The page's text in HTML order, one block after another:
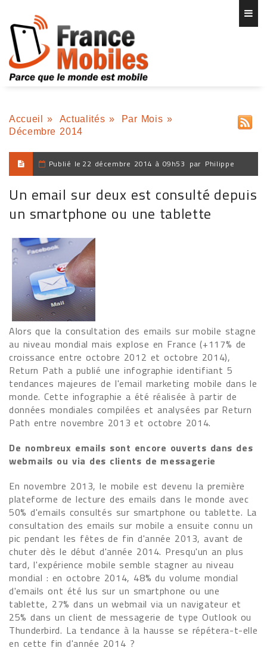
Accueil » Actualités » Par Mois »
Décembre 2014
Publié le 22 décembre 2014 à 09h53 par Philippe
Un email sur deux est consulté depuis
un smartphone ou une tablette
Alors que la consultation des emails sur mobile stagne
au niveau mondial mais explose en France (+117% de
croissance entre octobre 2012 et octobre 2014),
Return Path a publié une infographie identifiant 5
tendances majeures de l'email marketing mobile dans le
monde. Cette infographie a été réalisée à partir de
données mondiales compilées et analysées par Return
Path entre novembre 2013 et octobre 2014.
De nombreux emails sont encore ouverts dans des
webmails ou via des clients de messagerie
En novembre 2013, le mobile est devenu la première
plateforme de lecture des emails dans le monde avec
50% d'emails consultés sur smartphone ou tablette. La
consultation des emails sur mobile a ensuite connu un
pic pendant les fêtes de fin d'année 2013, avant de
chuter dès le début d'année 2014. Presqu'un an plus
tard, l'expérience mobile semble stagner au niveau
mondial : en octobre 2014, 48% du volume mondial
d'emails ont été lus sur un smartphone ou une
tablette, 27% dans un webmail via un navigateur et
25% dans un client de messagerie de type Outlook ou
Thunderbird. La tendance à la hausse se répétera-t-elle
en cette fin d'année 2014 ?